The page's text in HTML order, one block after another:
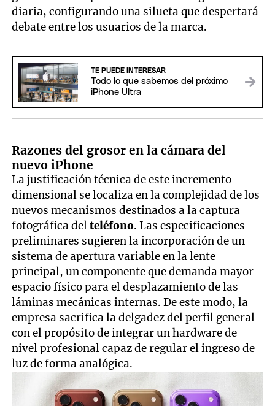
diaria, configurando una silueta que despertará
debate entre los usuarios de la marca.
TE PUEDE INTERESAR
Todo lo que sabemos del próximo
iPhone Ultra
Razones del grosor en la cámara del
nuevo iPhone
La justificación técnica de este incremento
dimensional se localiza en la complejidad de los
nuevos mecanismos destinados a la captura
fotográfica delteléfono. Las especificaciones
preliminares sugieren la incorporación de un
sistema de apertura variable en la lente
principal, un componente que demanda mayor
espacio físico para el desplazamiento de las
láminas mecánicas internas. De este modo, la
empresa sacrifica la delgadez del perfil general
con el propósito de integrar un hardware de
nivel profesional capaz de regular el ingreso de
luz de forma analógica.